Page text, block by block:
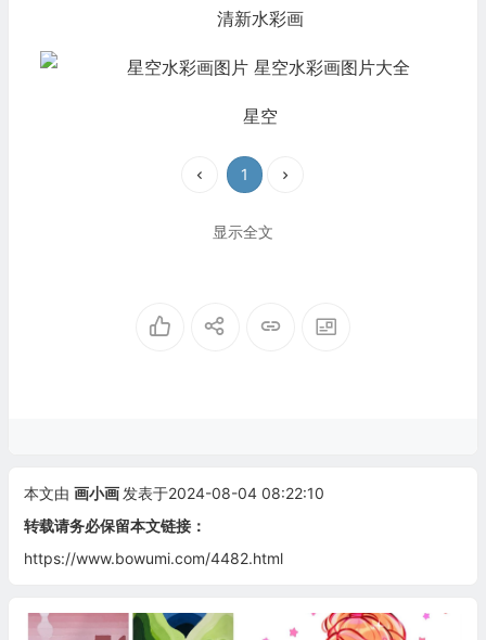
清新水彩画
星空
1
显示全文
本文由 画小画 发表于2024-08-04 08:22:10
转载请务必保留本文链接：
https://www.bowumi.com/4482.html